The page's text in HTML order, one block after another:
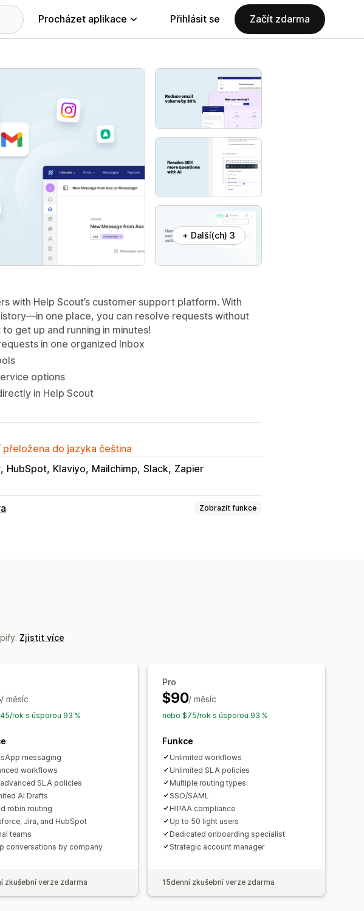
Procházet aplikace Přihlásit se Začít zdarma
+ Další(ch) 3
with Help Scout’s customer support platform. With
one place, you can resolve requests without
get up and running in minutes!
in one organized Inbox
options
in Help Scout
do jazyka čeština
HubSpot Klaviyo Mailchimp Slack Zapier
Zobrazit funkce
Spouštěče založené na pravidlech
Zjistit více
/ měsíc
rok s úsporou 93 %
messaging
workflows
SLA policies
AI Drafts
robin routing
Jira, and HubSpot
teams
conversations by company
zkušební verze zdarma
Pro
$90/ měsíc
nebo $75/rok s úsporou 93 %
Funkce
Unlimited workflows
Unlimited SLA policies
Multiple routing types
SSO/SAML
HIPAA compliance
Up to 50 light users
Dedicated onboarding specialist
Strategic account manager
15denní zkušební verze zdarma